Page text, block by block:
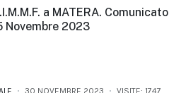
a MATERA. Comunicato
Novembre 2023
30 NOVEMBRE 2023 VISITE: 1747